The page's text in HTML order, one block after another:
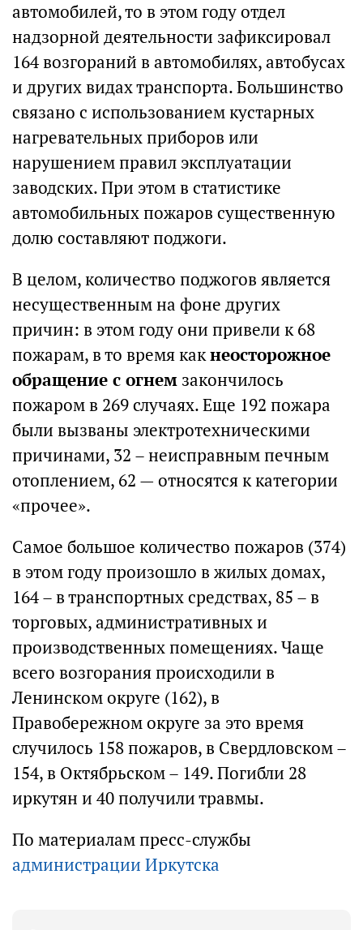
автомобилей, то в этом году отдел
надзорной деятельности зафиксировал
164 возгораний в автомобилях, автобусах
и других видах транспорта. Большинство
связано с использованием кустарных
нагревательных приборов или
нарушением правил эксплуатации
заводских. При этом в статистике
автомобильных пожаров существенную
долю составляют поджоги.
В целом, количество поджогов является
несущественным на фоне других
причин: в этом году они привели к 68
пожарам, в то время какнеосторожное
обращение с огнем закончилось
пожаром в 269 случаях. Еще 192 пожара
были вызваны электротехническими
причинами, 32 – неисправным печным
отоплением, 62 — относятся к категории
«прочее».
Самое большое количество пожаров (374)
в этом году произошло в жилых домах,
164 – в транспортных средствах, 85 – в
торговых, административных и
производственных помещениях. Чаще
всего возгорания происходили в
Ленинском округе (162), в
Правобережном округе за это время
случилось 158 пожаров, в Свердловском –
154, в Октябрьском – 149. Погибли 28
иркутян и 40 получили травмы.
По материалам пресс-службы
администрации Иркутска